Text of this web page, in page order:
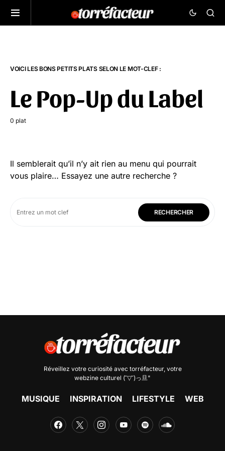
VOICI LES BONS PETITS PLATS SELON LE MOT-CLEF :
Le Pop-Up du Label
0 plat
Il semblerait qu’il n’y ait rien au menu qui pourrait
vous plaire… Essayez une autre recherche ?
RECHERCHER
Réveillez votre curiosité avec torréfacteur, votre
webzine culturel (˘▽˘)っ旦"
MUSIQUE INSPIRATION LIFESTYLE WEB